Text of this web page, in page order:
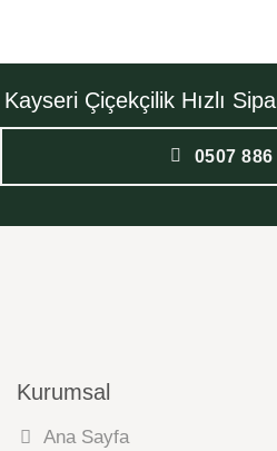
Kayseri Çiçekçilik Hızlı
0507 886
Kurumsal
Ana Sayfa